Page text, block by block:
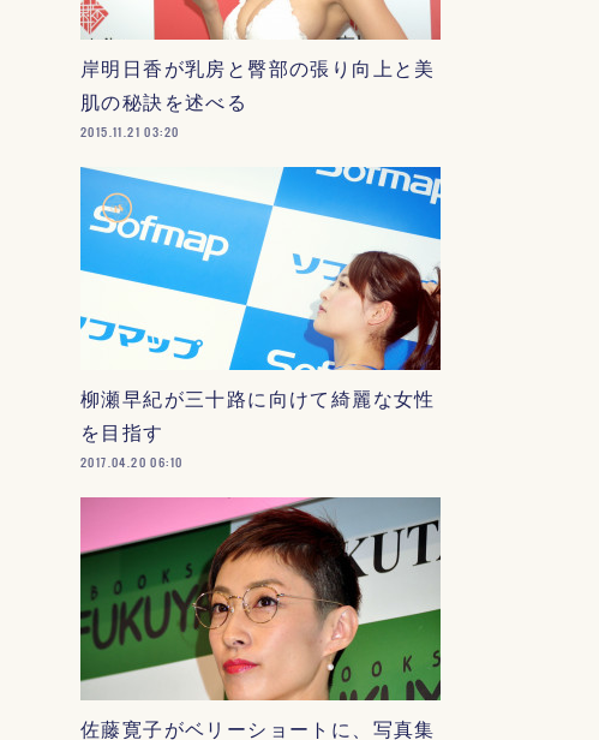
岸明日香が乳房と臀部の張り向上と美
肌の秘訣を述べる
2015.11.21 03:20
柳瀬早紀が三十路に向けて綺麗な女性
を目指す
2017.04.20 06:10
佐藤寛子がベリーショートに、写真集